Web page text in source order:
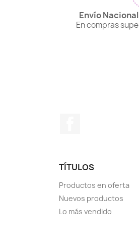
Envío
En compras
TÍTULOS
Productos en oferta
Nuevos productos
Lo más vendido